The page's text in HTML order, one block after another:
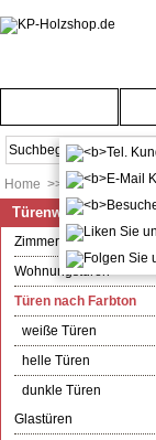
Home >> Türenwelt >>
Türenwelt
Zimmertüren
Wohnungstüren
Türen nach Farbton
weiße Türen
helle Türen
dunkle Türen
Glastüren